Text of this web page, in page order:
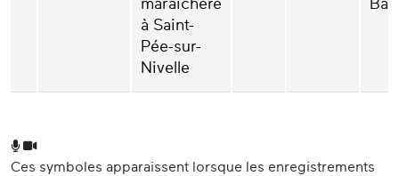
maraîchère
à Saint-
Pée-sur-
Nivelle
Ces symboles apparaissent lorsque les enregistrements